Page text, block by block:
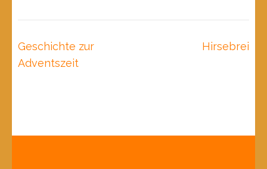
Beitragsnavigation
Geschichte zur
Adventszeit
Hirsebrei